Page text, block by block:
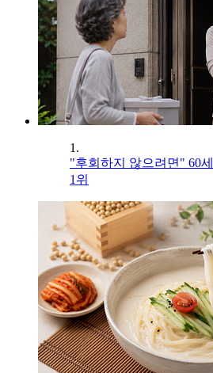
1.
"후회하지 않으려면" 60
1위